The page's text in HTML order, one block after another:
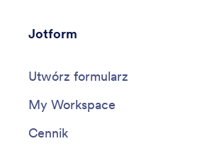
Jotform
Utwórz formularz
My Workspace
Cennik